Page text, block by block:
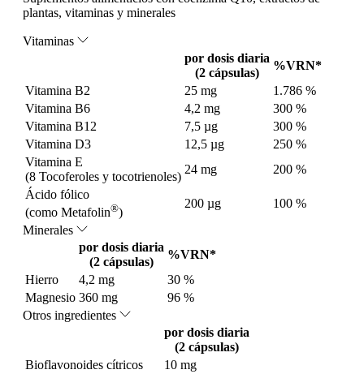
plantas, vitaminas y minerales
Vitaminas
por dosis diaria
(2 cápsulas)
%VRN*
Vitamina B2
25 mg
1.786 %
Vitamina B6
4,2 mg
300 %
Vitamina B12
7,5 µg
300 %
Vitamina D3
12,5 µg
250 %
Vitamina E
(8 Tocoferoles y tocotrienoles)
24 mg
200 %
Ácido fólico
(como Metafolin®)
200 µg
100 %
Minerales
por dosis diaria
(2 cápsulas)
%VRN*
Hierro
4,2 mg
30 %
Magnesio 360 mg
96 %
Otros ingredientes
por dosis diaria
(2 cápsulas)
Bioflavonoides cítricos
10 mg